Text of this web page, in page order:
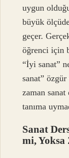
uygun
büyük
geçer.
öğrenci için
“İyi sanat”
sanat” özgür
zaman
tanıma
Sanat
mi, Yoksa